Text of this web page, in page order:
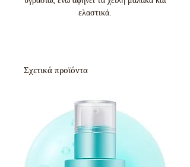
ελαστικά.
Σχετικά προϊόντα